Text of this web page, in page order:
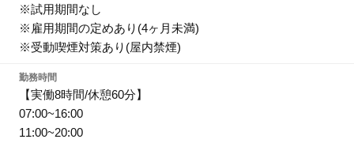
※試用期間なし
※雇用期間の定めあり(4ヶ月未満)
※受動喫煙対策あり(屋内禁煙)
勤務時間
【実働8時間/休憩60分】
07:00~16:00
11:00~20:00